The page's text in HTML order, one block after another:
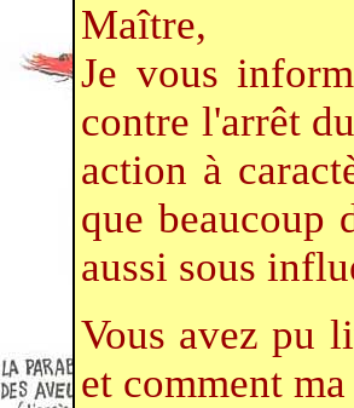
Maître,
Je vous
contre l'arrêt
action à
que beaucoup
aussi sous
Vous avez pu
et comment